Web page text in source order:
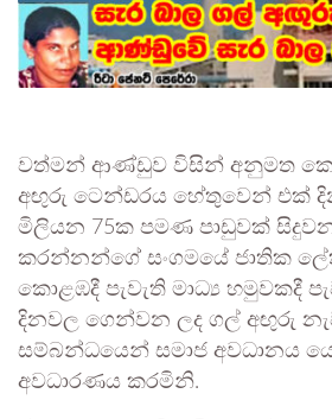
වත්මන් ආණ්ඩුව විසින් අනුමත
අඟුරු ටෙන්ඩරය හේතුවෙන් එක්
මිලියන 75ක පමණ පාඩුවක්
කරන්නන්ගේ සංගමයේ ජාතික
කොළඹදී පැවැති මාධ්‍ය හමුවකදී
දිනවල ගෙන්වන ලද ගල් අඟුරු
සම්බන්ධයෙන් සමාජ අවධානය
අවධාරණය කරමිනි.